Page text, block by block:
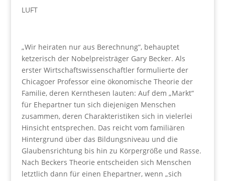
LUFT
„Wir heiraten nur aus Berechnung“, behauptet
ketzerisch der Nobelpreisträger Gary Becker. Als
erster Wirtschaftswissenschaftler formulierte der
Chicagoer Professor eine ökonomische Theorie der
Familie, deren Kernthesen lauten: Auf dem „Markt“
für Ehepartner tun sich diejenigen Menschen
zusammen, deren Charakteristiken sich in vielerlei
Hinsicht entsprechen. Das reicht vom familiären
Hintergrund über das Bildungsniveau und die
Glaubensrichtung bis hin zu Körpergröße und Rasse.
Nach Beckers Theorie entscheiden sich Menschen
letztlich dann für einen Ehepartner, wenn „sich